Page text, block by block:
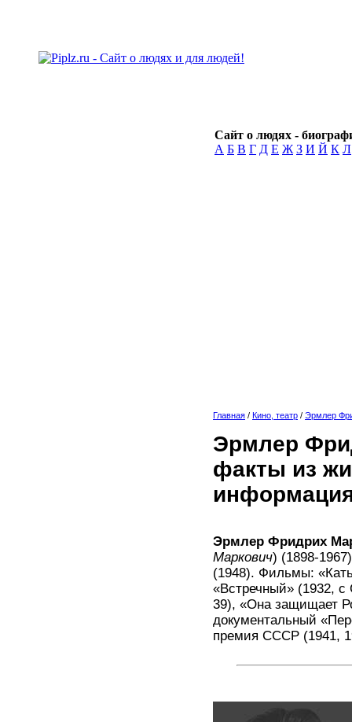
Сайт о людях -
А Б В Г Д Е Ж З И Й К Л
Главная / Кино, театр / Эрмлер
Эрмлер
факты из
Эрмлер Фридрих
Маркович) (1898-
(1948). Фильмы:
«Встречный» (1932,
39), «Она защищает
документальный
премия СССР (1941,